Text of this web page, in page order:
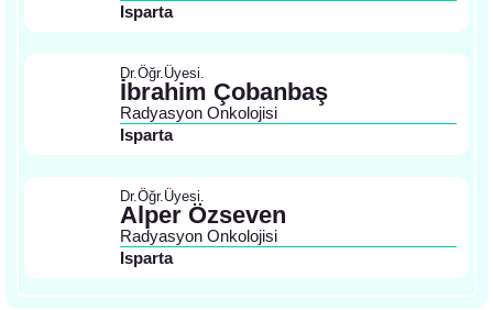
Isparta
Dr.Öğr.Üyesi.
İbrahim Çobanbaş
Radyasyon Onkolojisi
Isparta
Dr.Öğr.Üyesi.
Alper Özseven
Radyasyon Onkolojisi
Isparta